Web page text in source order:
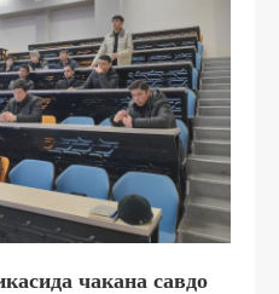
чакана савдо